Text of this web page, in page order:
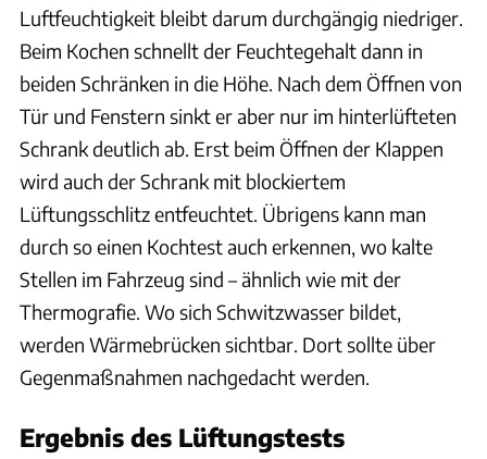
Luftfeuchtigkeit bleibt darum durchgängig niedriger.
Beim Kochen schnellt der Feuchtegehalt dann in
beiden Schränken in die Höhe. Nach dem Öffnen von
Tür und Fenstern sinkt er aber nur im hinterlüfteten
Schrank deutlich ab. Erst beim Öffnen der Klappen
wird auch der Schrank mit blockiertem
Lüftungsschlitz entfeuchtet. Übrigens kann man
durch so einen Kochtest auch erkennen, wo kalte
Stellen im Fahrzeug sind – ähnlich wie mit der
Thermografie. Wo sich Schwitzwasser bildet,
werden Wärmebrücken sichtbar. Dort sollte über
Gegenmaßnahmen nachgedacht werden.
Ergebnis des Lüftungstests